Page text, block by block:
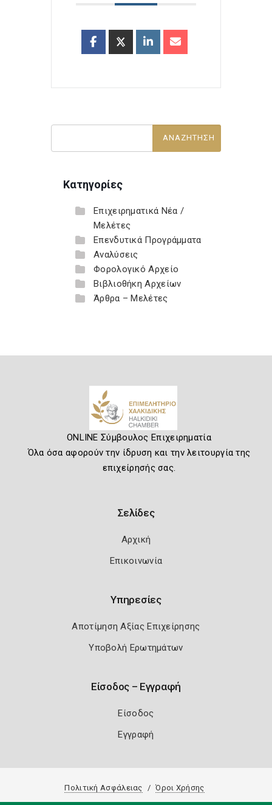
Κατηγορίες
Επιχειρηματικά Νέα /
Μελέτες
Επενδυτικά Προγράμματα
Αναλύσεις
Φορολογικό Αρχείο
Βιβλιοθήκη Αρχείων
Άρθρα – Μελέτες
ONLINE Σύμβουλος Επιχειρηματία
Όλα όσα αφορούν την ίδρυση και την λειτουργία της
επιχείρησής σας.
Σελίδες
Αρχική
Επικοινωνία
Υπηρεσίες
Αποτίμηση Αξίας Επιχείρησης
Υποβολή Ερωτημάτων
Είσοδος – Εγγραφή
Είσοδος
Εγγραφή
Πολιτική Ασφάλειας Όροι Χρήσης